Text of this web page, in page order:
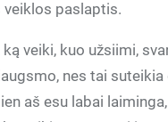
veiklos paslaptis.
ką veiki, kuo užsiimi,
nes tai
aš esu labai